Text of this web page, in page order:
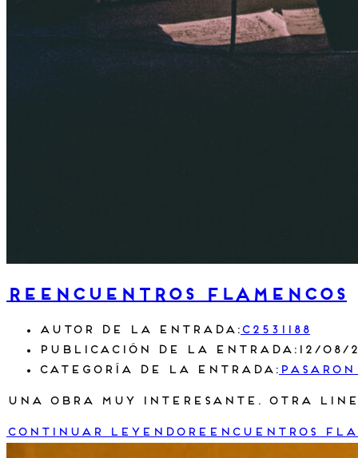
REENCUENTROS FLAMENCOS
Autor de la entrada: c2531188
Publicación de la entrada: 12/08/
Categoría de la entrada:
Una obra muy interesante. Otra
Continuar leyendo REENCUENTROS